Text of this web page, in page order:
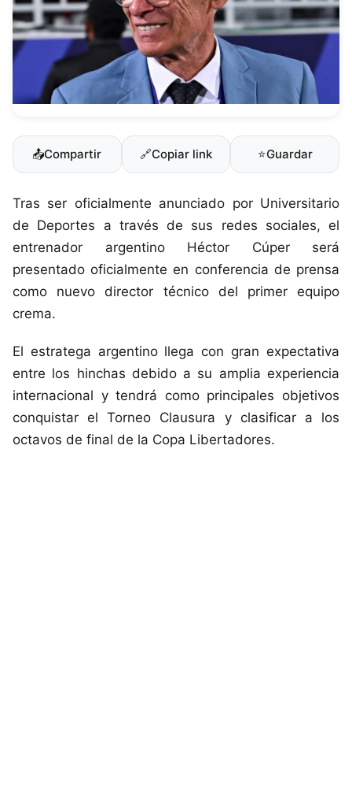
📤Compartir 🔗Copiar link ⭐Guardar
Tras ser oficialmente anunciado por Universitario
de Deportes a través de sus redes sociales, el
entrenador argentino Héctor Cúper será
presentado oficialmente en conferencia de prensa
como nuevo director técnico del primer equipo
crema.
El estratega argentino llega con gran expectativa
entre los hinchas debido a su amplia experiencia
internacional y tendrá como principales objetivos
conquistar el Torneo Clausura y clasificar a los
octavos de final de la Copa Libertadores.